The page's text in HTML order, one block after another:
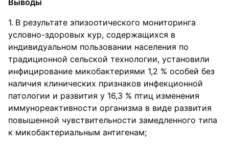
Выводы
В результате эпизоотического мониторинга
условно-здоровых кур, содержащихся в
индивидуальном пользовании населения по
традиционной сельской технологии, установили
инфицирование микобактериями 1,2 % особей без
наличия клинических признаков инфекционной
патологии и развития у 16,3 % птиц изменения
иммунореактивности организма в виде развития
повышенной чувствительности замедленного типа
к микобактериальным антигенам;